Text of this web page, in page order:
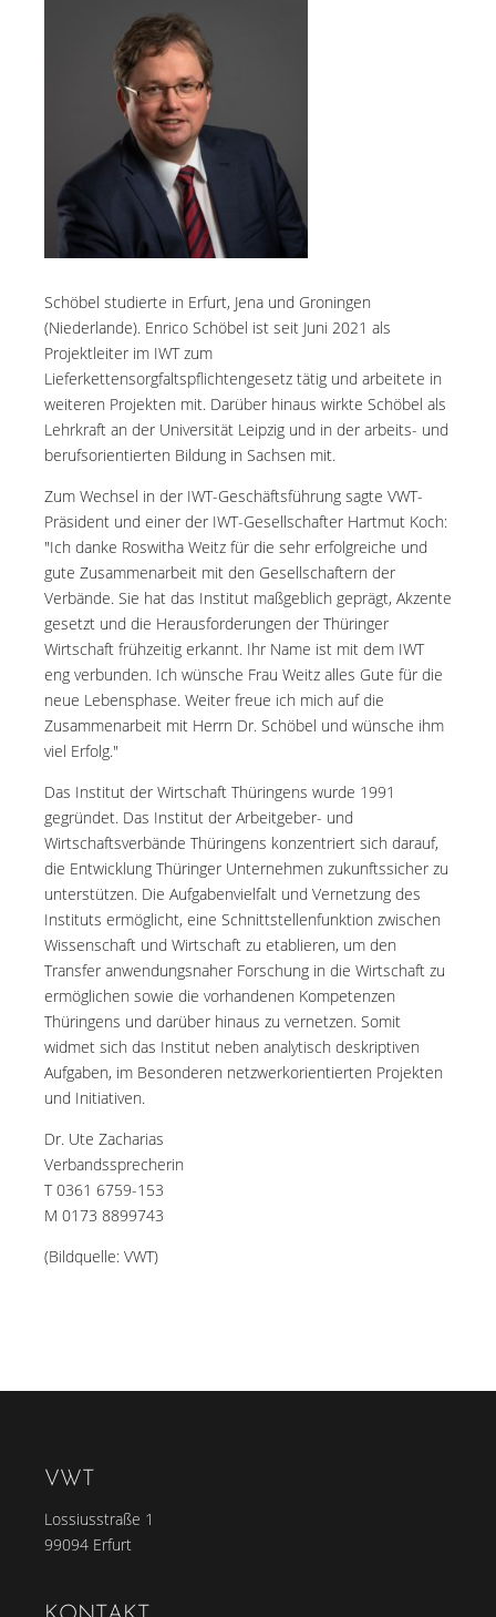
Schöbel studierte in Erfurt, Jena und Groningen
(Niederlande). Enrico Schöbel ist seit Juni 2021 als
Projektleiter im IWT zum
Lieferkettensorgfaltspflichtengesetz tätig und arbeitete in
weiteren Projekten mit. Darüber hinaus wirkte Schöbel als
Lehrkraft an der Universität Leipzig und in der arbeits- und
berufsorientierten Bildung in Sachsen mit.
Zum Wechsel in der IWT-Geschäftsführung sagte VWT-
Präsident und einer der IWT-Gesellschafter Hartmut Koch:
"Ich danke Roswitha Weitz für die sehr erfolgreiche und
gute Zusammenarbeit mit den Gesellschaftern der
Verbände. Sie hat das Institut maßgeblich geprägt, Akzente
gesetzt und die Herausforderungen der Thüringer
Wirtschaft frühzeitig erkannt. Ihr Name ist mit dem IWT
eng verbunden. Ich wünsche Frau Weitz alles Gute für die
neue Lebensphase. Weiter freue ich mich auf die
Zusammenarbeit mit Herrn Dr. Schöbel und wünsche ihm
viel Erfolg."
Das Institut der Wirtschaft Thüringens wurde 1991
gegründet. Das Institut der Arbeitgeber- und
Wirtschaftsverbände Thüringens konzentriert sich darauf,
die Entwicklung Thüringer Unternehmen zukunftssicher zu
unterstützen. Die Aufgabenvielfalt und Vernetzung des
Instituts ermöglicht, eine Schnittstellenfunktion zwischen
Wissenschaft und Wirtschaft zu etablieren, um den
Transfer anwendungsnaher Forschung in die Wirtschaft zu
ermöglichen sowie die vorhandenen Kompetenzen
Thüringens und darüber hinaus zu vernetzen. Somit
widmet sich das Institut neben analytisch deskriptiven
Aufgaben, im Besonderen netzwerkorientierten Projekten
und Initiativen.
Dr. Ute Zacharias
Verbandssprecherin
T 0361 6759-153
M 0173 8899743
(Bildquelle: VWT)
VWT
Lossiusstraße 1
99094 Erfurt